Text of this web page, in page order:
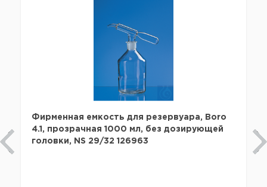
Фирменная емкость для резервуара, Boro
4.1, прозрачная 1000 мл, без дозирующей
головки, NS 29/32 126963